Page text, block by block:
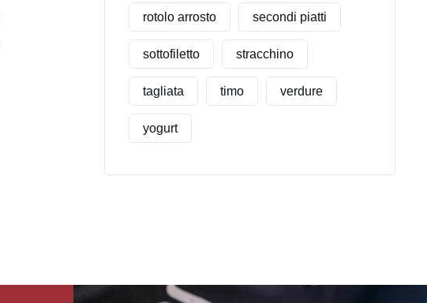
rotolo arrosto secondi piatti
sottofiletto stracchino
tagliata timo verdure
yogurt